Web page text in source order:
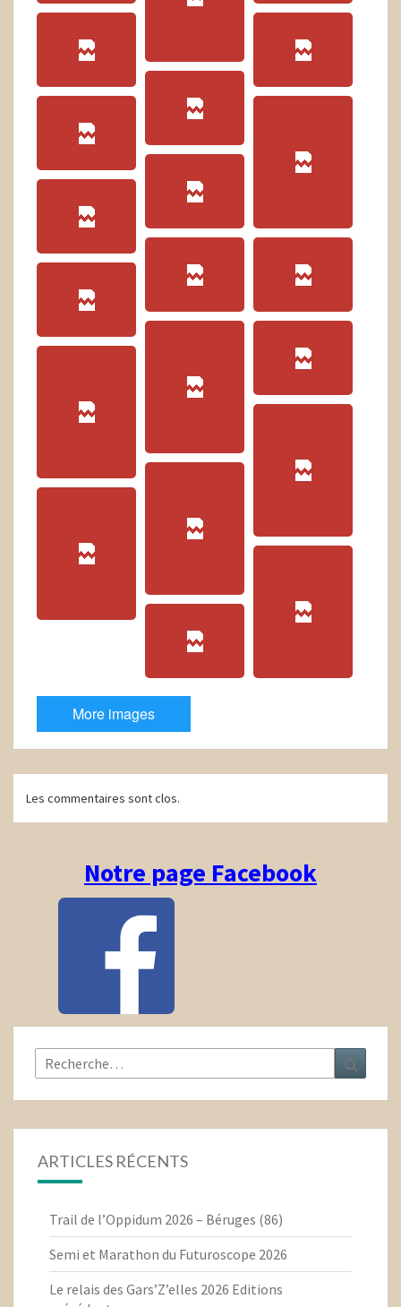
More images
Navigation
d'article
Les commentaires sont clos.
Notre page Facebook
Rechercher :
ARTICLES RÉCENTS
Trail de l’Oppidum 2026 – Béruges (86)
Semi et Marathon du Futuroscope 2026
Le relais des Gars’Z’elles 2026 Editions